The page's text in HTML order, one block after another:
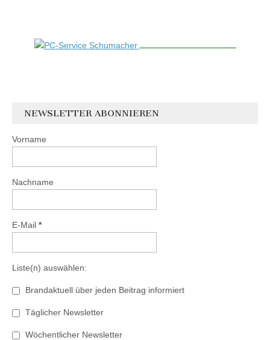
NEWSLETTER ABONNIEREN
Vorname
Nachname
E-Mail *
Liste(n) auswählen:
Brandaktuell über jeden Beitrag informiert
Täglicher Newsletter
Wöchentlicher Newsletter